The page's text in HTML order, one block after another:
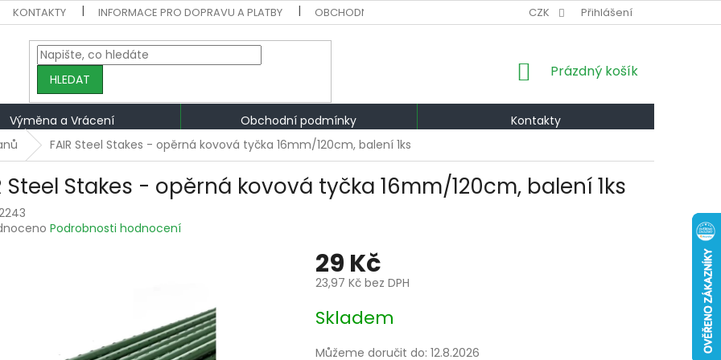
KONTAKTY INFORMACE PRO DOPRAVU A PLATBY OBCHODNÍ PODMÍNKY VÝMĚNA A VRÁCENÍ PODMÍNKY OCHRANY
CZK Přihlášení
HLEDAT
NÁKUPNÍ
Prázdný košík
Výměna a Vrácení Obchodní podmínky
Kontakty
FAIR Steel Stakes - opěrná kovová tyčka 16mm/120cm, balení 1ks
Steel Stakes - opěrná kovová tyčka 16mm/120cm, balení 1ks
Podrobnosti hodnocení
29 Kč
23,97 Kč bez DPH
cena:
Skladem
Můžeme doručit do: 12.8.2026